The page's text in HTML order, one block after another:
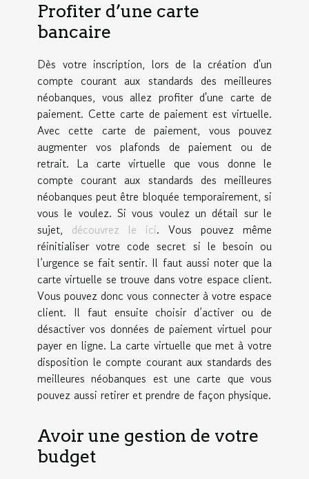
Profiter d’une carte
bancaire
Dès votre inscription, lors de la création d'un
compte courant aux standards des meilleures
néobanques, vous allez profiter d'une carte de
paiement. Cette carte de paiement est virtuelle.
Avec cette carte de paiement, vous pouvez
augmenter vos plafonds de paiement ou de
retrait. La carte virtuelle que vous donne le
compte courant aux standards des meilleures
néobanques peut être bloquée temporairement, si
vous le voulez. Si vous voulez un détail sur le
sujet, découvrez le ici. Vous pouvez même
réinitialiser votre code secret si le besoin ou
l’urgence se fait sentir. Il faut aussi noter que la
carte virtuelle se trouve dans votre espace client.
Vous pouvez donc vous connecter à votre espace
client. Il faut ensuite choisir d’activer ou de
désactiver vos données de paiement virtuel pour
payer en ligne. La carte virtuelle que met à votre
disposition le compte courant aux standards des
meilleures néobanques est une carte que vous
pouvez aussi retirer et prendre de façon physique.
Avoir une gestion de votre
budget